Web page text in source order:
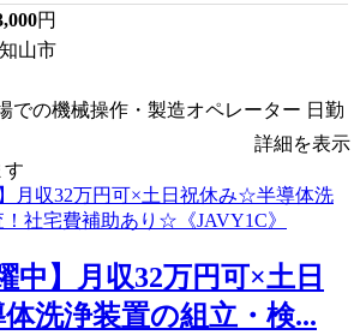
円
山市
での機械操作・製造オペレーター 日勤
詳細を表示
す
中】月収32万円可×土日
洗浄装置の組立・検...